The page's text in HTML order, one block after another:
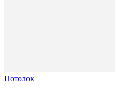
Потолок